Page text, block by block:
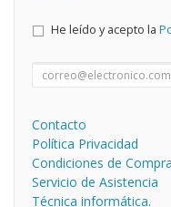
He leído y acepto la
Contacto
Política Privacidad
Condiciones de Compra
Servicio de Asistencia
Técnica informática.